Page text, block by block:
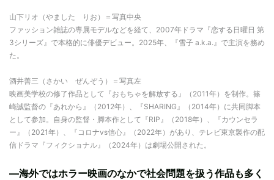
山下リオ（やました りお）＝写真中央
ファッション雑誌の専属モデルなどを経て、2007年ドラマ『恋する日曜日 第
3シリーズ』で本格的に俳優デビュー。2025年、『雪子 a.k.a.』で主演を務め
た。
酒井善三（さかい ぜんぞう）＝写真左
映画美学校の修了作品として『おもちゃを解放する』（2011年）を制作。篠
崎誠監督の『あれから』（2012年）、『SHARING』（2014年）に共同脚本
として参加。自身の監督・脚本作として『RIP』（2018年）、『カウンセラ
ー』（2021年）、『コロナvs信心』（2022年）があり、テレビ東京製作の配
信ドラマ『フィクショナル』（2024年）は劇場公開された。
—海外ではホラー映画のなかで社会問題を扱う作品も多く